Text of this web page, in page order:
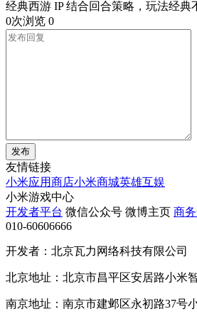
经典西游 IP 结合回合策略，玩法经典
0次浏览 0
发布
友情链接
小米应用商店小米商城英雄互娱
小米游戏中心
开发者平台 微信公众号 微博主页 商
010-60606666
开发者：北京瓦力网络科技有限公司
北京地址：北京市昌平区安居路小米
南京地址：南京市建邺区永初路37号